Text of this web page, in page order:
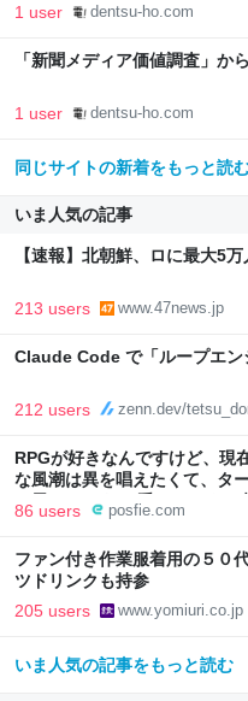
1 user dentsu-ho.com
「新聞メディア価値調査」か
1 user dentsu-ho.com
同じサイトの新着をもっと読
いま人気の記事
【速報】北朝鮮、ロに最大5
213 users www.47news.jp
Claude Code で「ループエン
212 users zenn.dev/
RPGが好きなんですけど、現
な風潮は異を唱えたくて、タ
と思ってます 一手をじっくり
るのがターン制の良さじゃな
(´・ω・｀)」
86 users posfie.com
ファン付き作業服着用の５０
ツドリンクも持参
205 users www.yomiuri.co.jp
いま人気の記事をもっと読む